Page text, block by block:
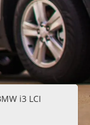
i3 LCI